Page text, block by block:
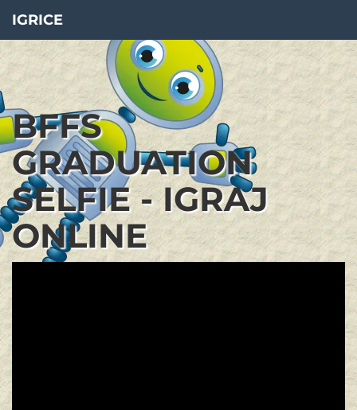
IGRICE
BFFS
GRADUATION
SELFIE - IGRAJ
ONLINE